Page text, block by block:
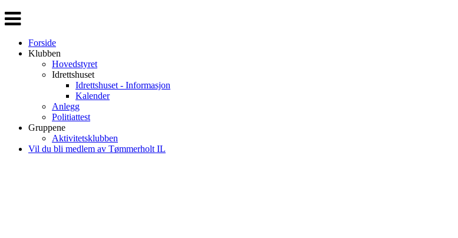
Veksle
navigasjon
Forside
Klubben
Hovedstyret
Idrettshuset
Idrettshuset - Informasjon
Kalender
Anlegg
Politiattest
Gruppene
Aktivitetsklubben
Vil du bli medlem av Tømmerholt IL